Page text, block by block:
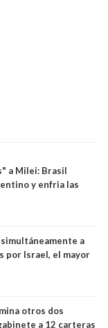
a Milei: Brasil
y enfria las
a
por Israel, el mayor
nueve ancianos
otros dos
a 12 carteras